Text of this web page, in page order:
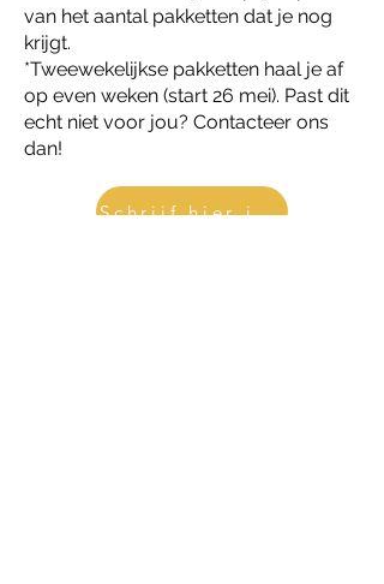
van het aantal pakketten dat je nog
krijgt.
​*Tweewekelijkse pakketten haal je af
op even weken (start 26 mei). Past dit
echt niet voor jou? Contacteer ons
dan!
Schrijf hier in!